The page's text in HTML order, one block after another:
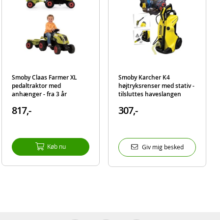
i
Smoby Claas Farmer XL
pedaltraktor med
anhænger - fra 3 år
817,-
Køb nu
Smoby Karcher K4
højtryksrenser med stativ -
tilsluttes haveslangen
307,-
Giv mig besked